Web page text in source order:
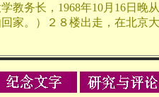
教务长，1968年10月16日晚
家。）２８楼出走，在北京